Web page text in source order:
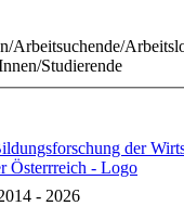
Arbeitsuchende/
Studierende
- 2026